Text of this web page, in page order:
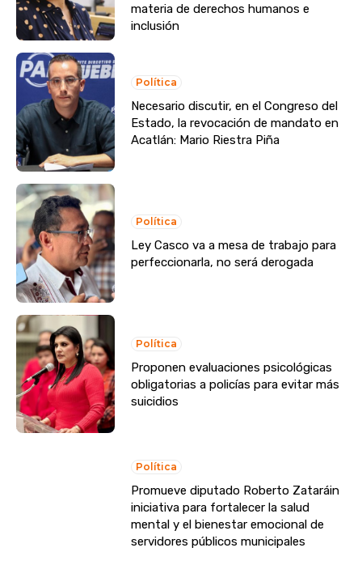
materia de derechos humanos e
inclusión
Política
Necesario discutir, en el Congreso del
Estado, la revocación de mandato en
Acatlán: Mario Riestra Piña
Política
Ley Casco va a mesa de trabajo para
perfeccionarla, no será derogada
Política
Proponen evaluaciones psicológicas
obligatorias a policías para evitar más
suicidios
Política
Promueve diputado Roberto Zataráin
iniciativa para fortalecer la salud
mental y el bienestar emocional de
servidores públicos municipales